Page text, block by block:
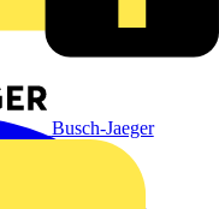
Busch-Jaeger